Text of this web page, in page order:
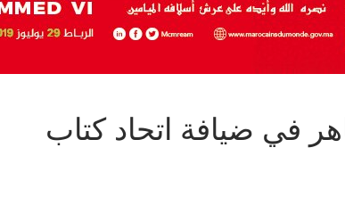
في ضيافة اتحاد كتاب